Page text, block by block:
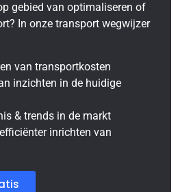
gebied van optimaliseren of
In onze transport wegwijzer
van transportkosten
inzichten in de huidige
& trends in de markt
inrichten van